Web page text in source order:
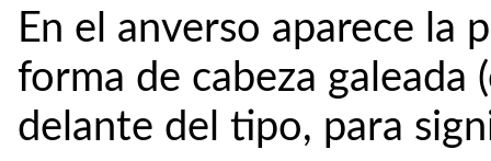
En el anverso aparece
forma de cabeza galeada
delante del tipo, para